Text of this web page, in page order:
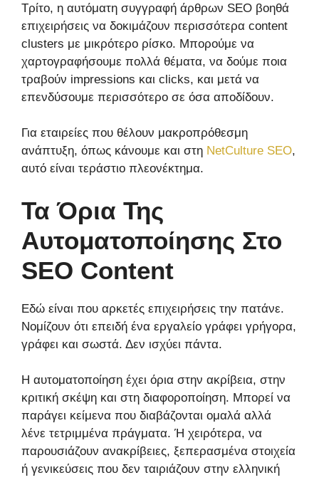
Τρίτο, η αυτόματη συγγραφή άρθρων SEO βοηθά
επιχειρήσεις να δοκιμάζουν περισσότερα content
clusters με μικρότερο ρίσκο. Μπορούμε να
χαρτογραφήσουμε πολλά θέματα, να δούμε ποια
τραβούν impressions και clicks, και μετά να
επενδύσουμε περισσότερο σε όσα αποδίδουν.
Για εταιρείες που θέλουν μακροπρόθεσμη
ανάπτυξη, όπως κάνουμε και στη NetCulture SEO,
αυτό είναι τεράστιο πλεονέκτημα.
Τα Όρια Της
Αυτοματοποίησης Στο
SEO Content
Εδώ είναι που αρκετές επιχειρήσεις την πατάνε.
Νομίζουν ότι επειδή ένα εργαλείο γράφει γρήγορα,
γράφει και σωστά. Δεν ισχύει πάντα.
Η αυτοματοποίηση έχει όρια στην ακρίβεια, στην
κριτική σκέψη και στη διαφοροποίηση. Μπορεί να
παράγει κείμενα που διαβάζονται ομαλά αλλά
λένε τετριμμένα πράγματα. Ή χειρότερα, να
παρουσιάζουν ανακρίβειες, ξεπερασμένα στοιχεία
ή γενικεύσεις που δεν ταιριάζουν στην ελληνική